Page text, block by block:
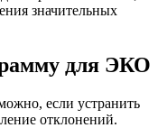
значительных
для ЭКО
если устранить
отклонений.